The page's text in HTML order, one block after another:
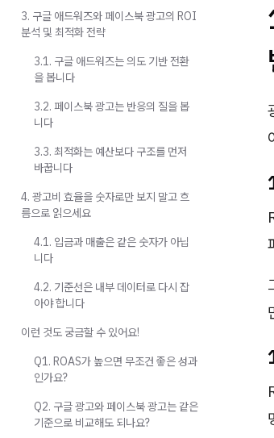
3. 구글 애드워즈와 페이스북 광고의 ROI
분석 및 최적화 전략
3.1. 구글 애드워즈는 의도 기반 전환
을 봅니다
3.2. 페이스북 광고는 반응의 질을 봅
니다
3.3. 최적화는 예산보다 구조를 먼저
바꿉니다
4. 광고비 효율을 숫자로만 보지 말고 흐
름으로 읽으세요
4.1. 입금과 매출은 같은 숫자가 아닙
니다
4.2. 기준선은 내부 데이터로 다시 잡
아야 합니다
이런 것도 궁금할 수 있어요!
Q1. ROAS가 높으면 무조건 좋은 성과
인가요?
Q2. 구글 광고와 페이스북 광고는 같은
기준으로 비교해도 되나요?